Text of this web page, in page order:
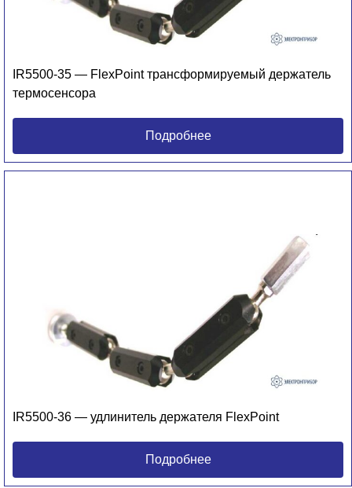
IR5500-35 — FlexPoint трансформируемый держатель
термосенсора
Подробнее
IR5500-36 — удлинитель держателя FlexPoint
Подробнее